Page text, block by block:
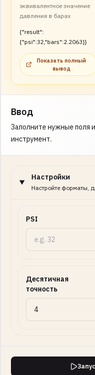
эквивалентное значение
давления в барах
{"result":
{"psi":32,"bars":2.2063}}
Показать полный
вывод
Ввод
Заполните нужные поля
инструмент.
Настройки
Настройте форматы,
PSI
Десятичная
точность